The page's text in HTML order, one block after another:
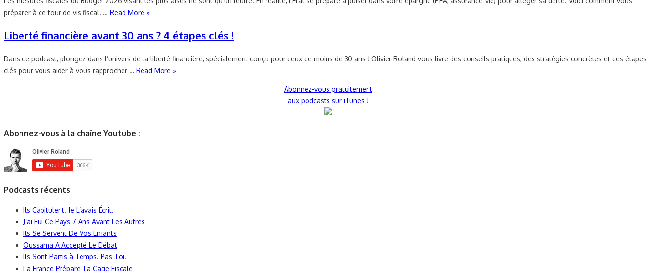
préparer à ce tour de vis fiscal. … Read More »
Liberté financière avant 30 ans ? 4 étapes clés !
Dans ce podcast, plongez dans l’univers de la liberté financière, spécialement conçu pour ceux de moins de 30 ans ! Olivier Roland vous livre des conseils pratiques, des stratégies concrètes et des étapes
clés pour vous aider à vous rapprocher … Read More »
Abonnez-vous gratuitement
aux podcasts sur iTunes !
Abonnez-vous à la chaîne Youtube :
Podcasts récents
Ils Capitulent. Je L’avais Écrit.
J’ai Fui Ce Pays 7 Ans Avant Les Autres
Ils Se Servent De Vos Enfants
Oussama A Accepté Le Débat
Ils Sont Partis à Temps. Pas Toi.
La France Prépare Ta Cage Fiscale